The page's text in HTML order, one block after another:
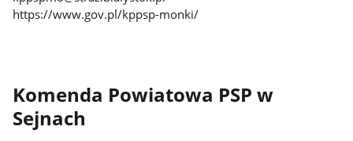
https://www.gov.pl/kppsp-monki/
Komenda Powiatowa PSP w
Sejnach